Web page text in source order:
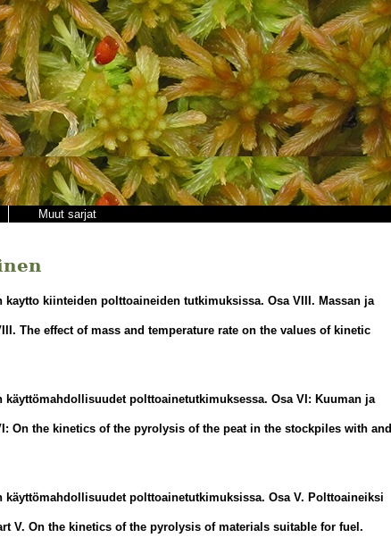
Muut sarjat
kaytto kiinteiden polttoaineiden tutkimuksissa. Osa VIII. Massan ja
The effect of mass and temperature rate on the values of kinetic
käyttömahdollisuudet polttoainetutkimuksessa. Osa VI: Kuuman ja
On the kinetics of the pyrolysis of the peat in the stockpiles with and
käyttömahdollisuudet polttoainetutkimuksissa. Osa V. Polttoaineiksi
V. On the kinetics of the pyrolysis of materials suitable for fuel.